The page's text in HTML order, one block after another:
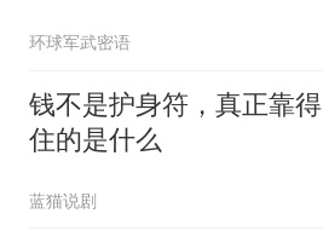
环球军武密语
钱不是护身符，真正靠得
住的是什么
蓝猫说剧